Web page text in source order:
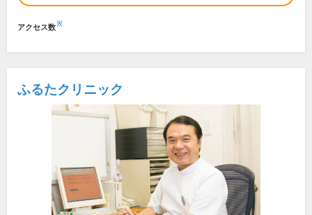
アクセス数※
ふるたクリニック